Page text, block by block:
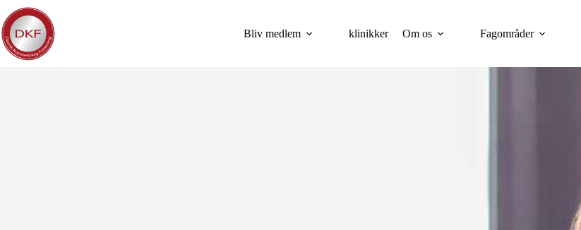
Fortsæt
til
indhold
Bliv medlem klinikker Om os Fagområder